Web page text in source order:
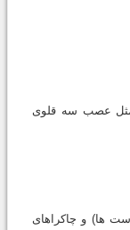
عصب سه قلوی
ها) و چاکراهای